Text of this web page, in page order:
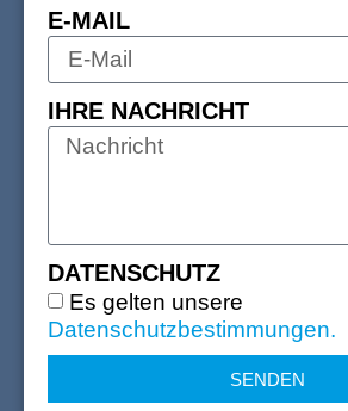
E-MAIL
IHRE NACHRICHT
DATENSCHUTZ
Es gelten unsere
Datenschutzbestimmungen.
SENDEN